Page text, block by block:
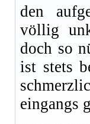
den
völlig
doch so
ist stets
eingangs